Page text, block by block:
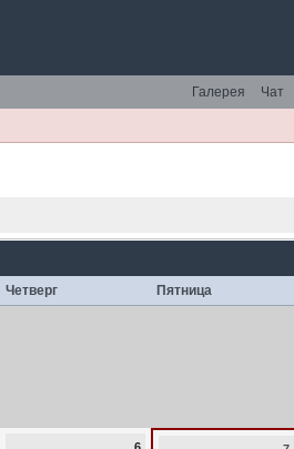
Чат
Галерея
Четверг Пятница